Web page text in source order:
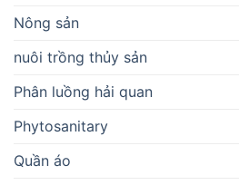
Nông sản
nuôi trồng thủy sản
Phân luồng hải quan
Phytosanitary
Quần áo